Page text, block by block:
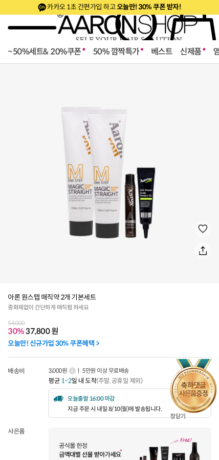
카카오 1초 간편가입 하고오늘만! 30% 쿠폰 받자!
~50%세트& 20%쿠폰 50% 깜짝특가 베스트 신제품
창닫기
아론 원스텝 매직약 2개 기본세트
중화제없이 간단하게 매직펌 하세요
54,000
30%37,800원
오늘만! 신규가입 30% 쿠폰혜택 >
배송비 3,000원 ㅣ 5만원 이상 무료배송
평균1~2일 내 도착(주말, 공휴일 제외)
오늘출발 16:00 마감
지금 주문 시 내일 8/10(월)에 발송됩니다.
사은품